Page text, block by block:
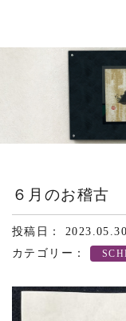
６月のお稽古
投稿日： 2023.05.30
カテゴリー：